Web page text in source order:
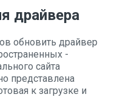
драйвера
обновить драйвер
-
сайта
представлена
к загрузке и